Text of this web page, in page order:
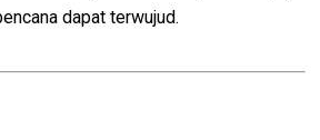
dapat terwujud.